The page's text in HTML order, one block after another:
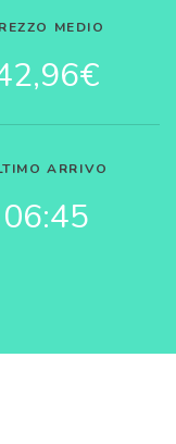
MEDIO
ARRIVO
06:45